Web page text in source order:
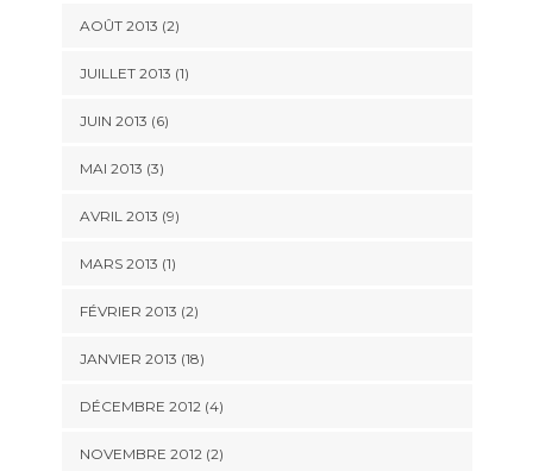
AOÛT 2013 (2)
JUILLET 2013 (1)
JUIN 2013 (6)
MAI 2013 (3)
AVRIL 2013 (9)
MARS 2013 (1)
FÉVRIER 2013 (2)
JANVIER 2013 (18)
DÉCEMBRE 2012 (4)
NOVEMBRE 2012 (2)